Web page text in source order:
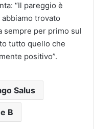
“Il pareggio è
trovato
sempre per primo sul
tutto quello che
positivo”.
Salus
B